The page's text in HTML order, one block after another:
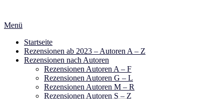
springen
Menü
Startseite
Rezensionen ab 2023 – Autoren A – Z
Rezensionen nach Autoren
Rezensionen Autoren A – F
Rezensionen Autoren G – L
Rezensionen Autoren M – R
Rezensionen Autoren S – Z